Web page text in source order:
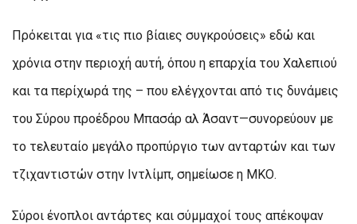
Πρόκειται για «τις πιο βίαιες συγκρούσεις» εδώ και
χρόνια στην περιοχή αυτή, όπου η επαρχία του Χαλεπιού
και τα περίχωρά της – που ελέγχονται από τις δυνάμεις
του Σύρου προέδρου Μπασάρ αλ Άσαντ—συνορεύουν με
το τελευταίο μεγάλο προπύργιο των ανταρτών και των
τζιχαντιστών στην Ιντλίμπ, σημείωσε η ΜΚΟ.
Σύροι ένοπλοι αντάρτες και σύμμαχοί τους απέκοψαν